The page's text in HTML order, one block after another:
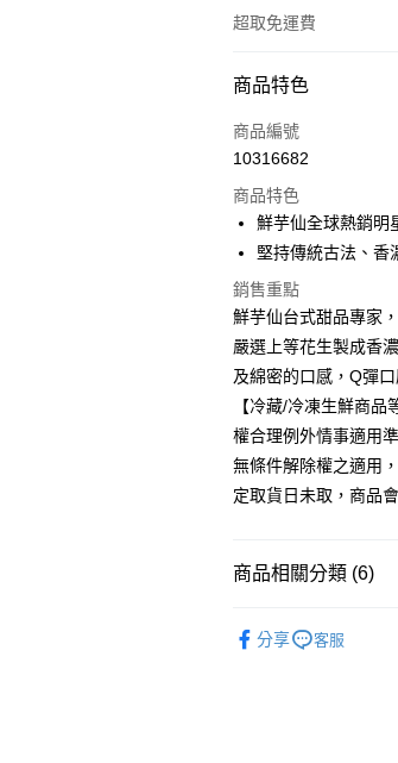
超取免運費
付款方式
全家線上支付
運送方式
冷凍-全家取貨付款
免運費
冷凍-付款後全家取貨
免運費
商品特色
商品編號
10316682
商品特色
鮮芋仙全球熱銷明
堅持傳統古法、香
銷售重點
鮮芋仙台式甜品專家
嚴選上等花生製成香
及綿密的口感，Q彈
【冷藏/冷凍生鮮商
權合理例外情事適用
無條件解除權之適用
定取貨日未取，商品
商品相關分類 (6)
分享 客服